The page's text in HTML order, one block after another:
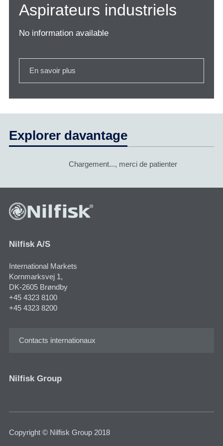
Aspirateurs industriels
No information available
En savoir plus
Explorer davantage
Chargement..., merci de patienter
Nilfisk A/S
International Markets
Kornmarksvej 1​,
DK-2605 Brøndby
+45 4323 8100
+45 4323 8200
Contacts internationaux
Nilfisk Group
Copyright © Nilfisk Group 2018